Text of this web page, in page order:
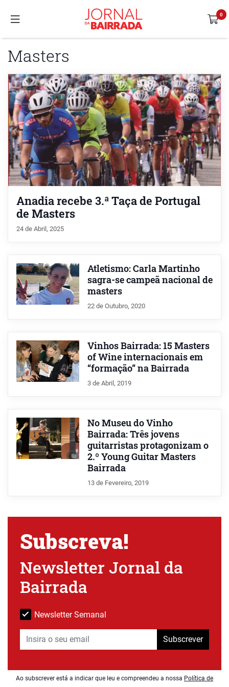
Masters
Anadia recebe 3.ª Taça de Portugal
de Masters
24 de Abril, 2025
Atletismo: Carla Martinho
sagra-se campeã nacional de
masters
22 de Outubro, 2020
Vinhos Bairrada: 15 Masters
of Wine internacionais em
“formação” na Bairrada
3 de Abril, 2019
No Museu do Vinho
Bairrada: Três jovens
guitarristas protagonizam o
2.º Young Guitar Masters
Bairrada
13 de Fevereiro, 2019
Subscreva!
Newsletter Jornal da
Bairrada
Newsletter Semanal
Subscrever
Ao subscrever está a indicar que leu e compreendeu a nossa Política de